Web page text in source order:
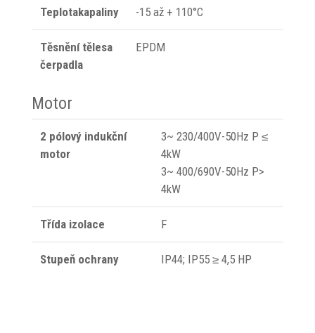
Teplotakapaliny -15 až + 110°C
Těsnění tělesa
čerpadla
EPDM
Motor
2 pólový indukční
motor
3~ 230/400V-50Hz P ≤
4kW
3~ 400/690V-50Hz P>
4kW
Třída izolace F
Stupeň ochrany IP44; IP55 ≥ 4,5 HP